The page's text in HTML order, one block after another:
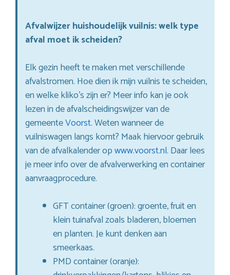
Afvalwijzer huishoudelijk vuilnis: welk type
afval moet ik scheiden?
Elk gezin heeft te maken met verschillende
afvalstromen. Hoe dien ik mijn vuilnis te scheiden,
en welke kliko’s zijn er? Meer info kan je ook
lezen in de afvalscheidingswijzer van de
gemeenteVoorst. Weten wanneer de
vuilniswagen langs komt? Maak hiervoor gebruik
van de afvalkalender opwww.voorst.nl. Daar lees
je meer info over de afvalverwerking en container
aanvraagprocedure.
GFT container (groen): groente, fruit en
klein tuinafval zoals bladeren, bloemen
en planten. Je kunt denken aan
smeerkaas.
PMD container (oranje):